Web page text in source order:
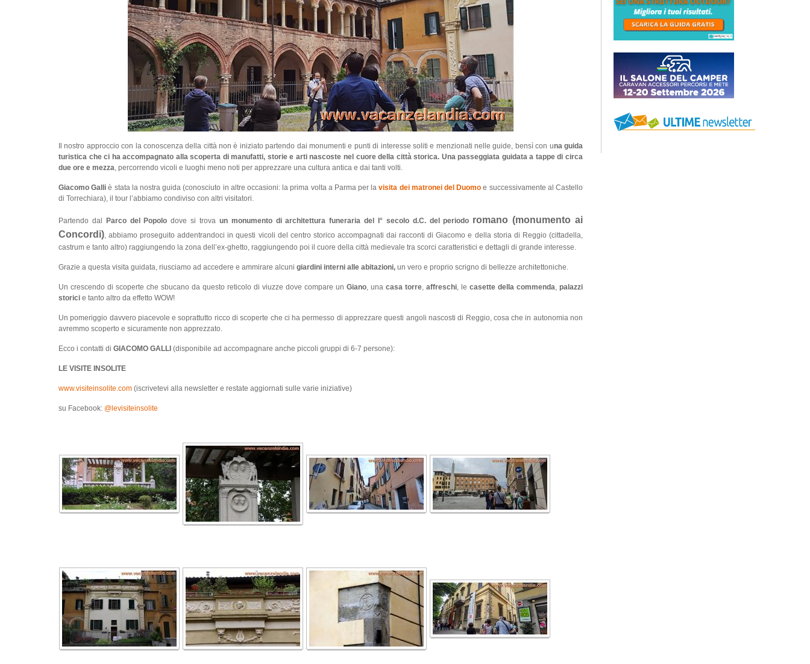
Il nostro approccio con la conoscenza della città non è iniziato partendo dai monumenti e punti di interesse soliti e menzionati nelle guide, bensì con una guida
turistica che ci ha accompagnato alla scoperta di manufatti, storie e arti nascoste nel cuore della città storica. Una passeggiata guidata a tappe di circa
due ore e mezza , percorrendo vicoli e luoghi meno noti per apprezzare una cultura antica e dai tanti volti.
Giacomo Galli è stata la nostra guida (conosciuto in altre occasioni: la prima volta a Parma per lavisita dei matronei del Duomo e successivamente al Castello
di Torrechiara), il tour l’abbiamo condiviso con altri visitatori.
Partendo dal Parco del Popolo dove si trova un monumento di architettura funeraria del I° secolo d.C. del periodo romano (monumento ai
Concordi) , abbiamo proseguito addentrandoci in questi vicoli del centro storico accompagnati dai racconti di Giacomo e della storia di Reggio (cittadella,
castrum e tanto altro) raggiungendo la zona dell’ex-ghetto, raggiungendo poi il cuore della città medievale tra scorci caratteristici e dettagli di grande interesse.
Grazie a questa visita guidata, riusciamo ad accedere e ammirare alcuni giardini interni alle abitazioni, un vero e proprio scrigno di bellezze architettoniche.
Un crescendo di scoperte che sbucano da questo reticolo di viuzze dove compare un Giano , una casa torre affreschi , le casette della commenda palazzi
storici e tanto altro da effetto WOW!
Un pomeriggio davvero piacevole e soprattutto ricco di scoperte che ci ha permesso di apprezzare questi angoli nascosti di Reggio, cosa che in autonomia non
avremmo scoperto e sicuramente non apprezzato.
Ecco i contatti di GIACOMO GALLI (disponibile ad accompagnare anche piccoli gruppi di 6-7 persone):
LE VISITE INSOLITE
www.visiteinsolite.com (iscrivetevi alla newsletter e restate aggiornati sulle varie iniziative)
su Facebook: @levisiteinsolite